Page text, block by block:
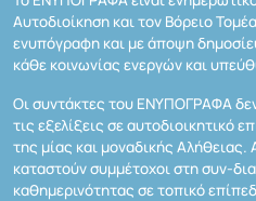
Αυτοδιοίκηση και τον Βόρειο
ενυπόγραφη και με άποψη
κάθε κοινωνίας ενεργών και
Οι συντάκτες του ΕΝΥΠΟΓΡΑΦΑ
τις εξελίξεις σε αυτοδιοικητικό
της μίας και μοναδικής
καταστούν συμμέτοχοι στη συν-
καθημερινότητας σε τοπικό